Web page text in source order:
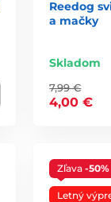
Reedog
a mačky
Skladom
7,99 €
4,00 €
Zľava-50%
Letný